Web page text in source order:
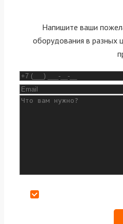
Напишите ваши
оборудования в разных